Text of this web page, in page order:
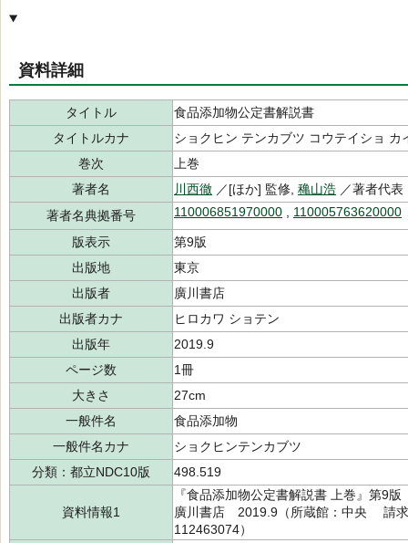
資料詳細
タイトル
食品添加物公定書解説書
タイトルカナ
ショクヒン テンカブツ コウテイショ カ
巻次
上巻
著者名
川西徹 ／[ほか] 監修, 穐山浩 ／著者代表
著者名典拠番号
110006851970000 110005763620000
版表示
第9版
出版地
東京
出版者
廣川書店
出版者カナ
ヒロカワ ショテン
出版年
2019.9
ページ数
1冊
大きさ
27cm
一般件名
食品添加物
一般件名カナ
ショクヒンテンカブツ
分類：都立NDC10版
498.519
資料情報1
『食品添加物公定書解説書 上巻』第
廣川書店 2019.9（所蔵館：中央 請
112463074）